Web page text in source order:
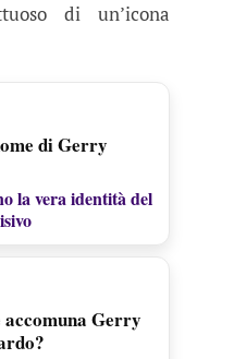
di un’icona
di Gerry
la vera identità del
accomuna Gerry